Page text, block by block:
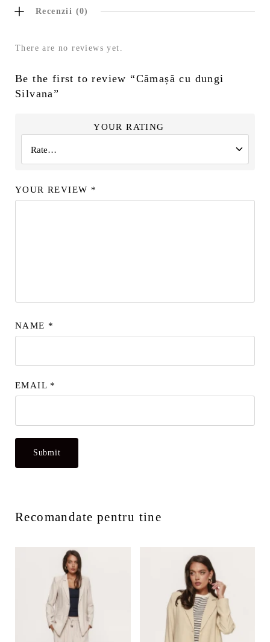
Recenzii (0)
There are no reviews yet.
Be the first to review “Cămașă cu dungi
Silvana”
YOUR RATING
YOUR REVIEW *
NAME *
EMAIL *
Recomandate pentru tine